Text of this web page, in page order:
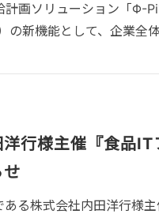
計画ソリューション「Φ-
新機能として、企業全
洋行様主催『食品
ある株式会社内田洋行様